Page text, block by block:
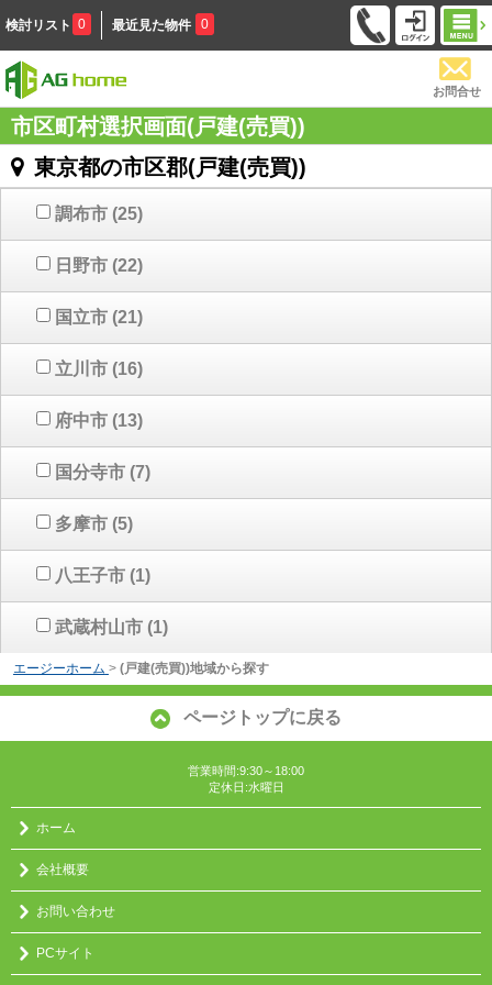
検討リスト 0 最近見た物件 0
お問合せ
市区町村選択画面(戸建(売買))
東京都の市区郡(戸建(売買))
調布市 (25)
日野市 (22)
国立市 (21)
立川市 (16)
府中市 (13)
国分寺市 (7)
多摩市 (5)
八王子市 (1)
武蔵村山市 (1)
エージーホーム > (戸建(売買))地域から探す
ページトップに戻る
営業時間:9:30～18:00
定休日:水曜日
ホーム
会社概要
お問い合わせ
PCサイト